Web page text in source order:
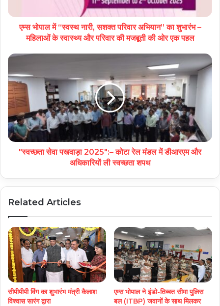
एम्स भोपाल में “स्वस्थ नारी, सशक्त परिवार अभियान” का शुभारंभ –
महिलाओं के स्वास्थ्य और परिवार की मजबूती की ओर एक पहल
"स्वच्छता सेवा पखवाड़ा 2025":– कोटा रेल मंडल में डीआरएम और
अधिकारियों ली स्वच्छता शपथ
Related Articles
सीपीपीपी विंग का शुभारंभ मंत्री कैलाश
विश्वास सारंग द्वारा
एम्स भोपाल ने इंडो-तिब्बत सीमा पुलिस
बल (ITBP) जवानों के साथ मिलकर